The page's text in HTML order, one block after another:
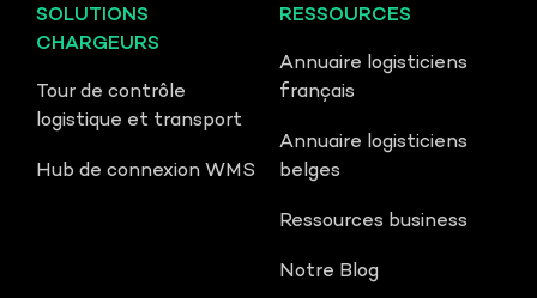
SOLUTIONS
CHARGEURS
Tour de contrôle
logistique et transport
Hub de connexion WMS
RESSOURCES
Annuaire logisticiens
français
Annuaire logisticiens
belges
Ressources business
Notre Blog